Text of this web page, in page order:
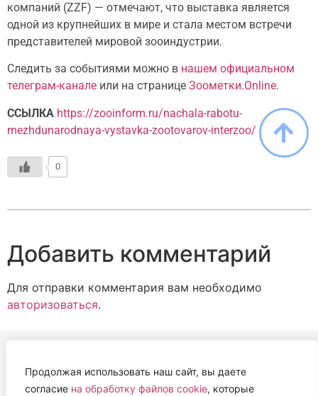
Продолжая использовать наш сайт, вы даете
согласие на обработку файлов cookie, которые
компаний (ZZF) — отмечают, что выставка является
одной из крупнейших в мире и стала местом встречи
представителей мировой зооиндустрии.
Следить за событиями можно в нашем официальном
телеграм-канале или на странице Зоометки.Online.
ССЫЛКА https://zooinform.ru/nachala-rabotu-
mezhdunarodnaya-vystavka-zootovarov-interzoo/
0
Добавить комментарий
Для отправки комментария вам необходимо
авторизоваться.
АВТОНОМНАЯ НЕКОММЕРЧЕСКАЯ ОРГАНИЗАЦИЯ